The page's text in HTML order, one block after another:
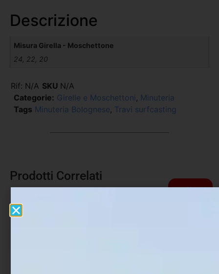
Descrizione
Misura Girella - Moschettone
24, 22, 20
Rif: N/A SKU N/A
Categorie: Girelle e Moschettoni , Minuteria
Tags Minuteria Bolognese, Travi surfcasting
Prodotti Correlati
In offerta!